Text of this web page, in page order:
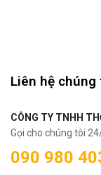
Liên hệ chúng
CÔNG TY TNHH
Gọi cho chúng tôi
090 980